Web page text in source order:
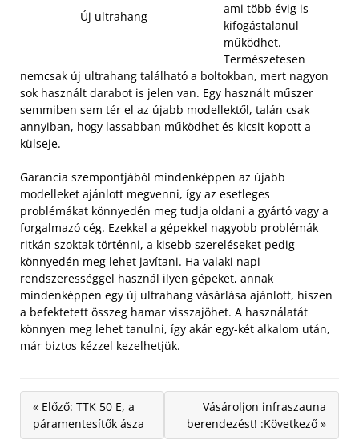
Új ultrahang
ami több évig is
kifogástalanul
működhet.
Természetesen
nemcsak új ultrahang található a boltokban, mert nagyon
sok használt darabot is jelen van. Egy használt műszer
semmiben sem tér el az újabb modellektől, talán csak
annyiban, hogy lassabban működhet és kicsit kopott a
külseje.
Garancia szempontjából mindenképpen az újabb
modelleket ajánlott megvenni, így az esetleges
problémákat könnyedén meg tudja oldani a gyártó vagy a
forgalmazó cég. Ezekkel a gépekkel nagyobb problémák
ritkán szoktak történni, a kisebb szereléseket pedig
könnyedén meg lehet javítani. Ha valaki napi
rendszerességgel használ ilyen gépeket, annak
mindenképpen egy új ultrahang vásárlása ajánlott, hiszen
a befektetett összeg hamar visszajöhet. A használatát
könnyen meg lehet tanulni, így akár egy-két alkalom után,
már biztos kézzel kezelhetjük.
« Előző: TTK 50 E, a
páramentesítők ásza
Vásároljon infraszauna
berendezést! :Következő »